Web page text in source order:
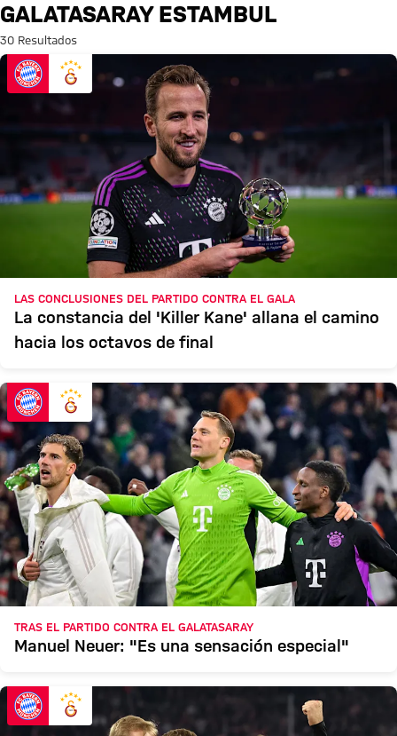
Búsqueda: Galatasaray
GALATASARAY ESTAMBUL
30 Resultados
LAS CONCLUSIONES DEL PARTIDO CONTRA EL GALA
La constancia del 'Killer Kane' allana el camino
hacia los octavos de final
TRAS EL PARTIDO CONTRA EL GALATASARAY
Manuel Neuer: "Es una sensación especial"